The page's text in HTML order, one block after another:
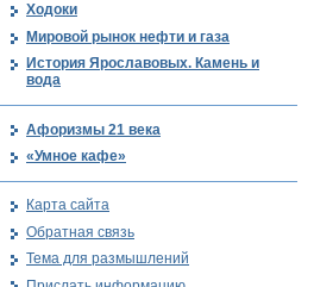
Ходоки
Мировой рынок нефти и газа
История Ярославовых. Камень и
вода
Афоризмы 21 века
«Умное кафе»
Карта сайта
Обратная связь
Тема для размышлений